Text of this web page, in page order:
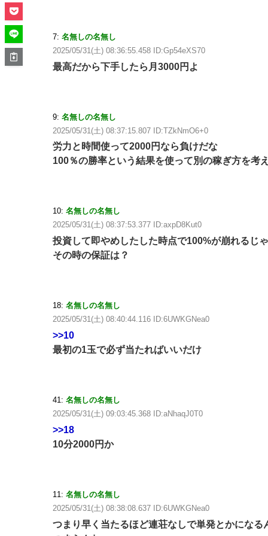
7: 名無しの名無し
2025/05/31(土) 08:36:55.458 ID:Gp54eXS70
最高だから下手したら月3000円よ
9: 名無しの名無し
2025/05/31(土) 08:37:15.807 ID:TZkNmO6+0
労力と時間使って2000円なら負けだな
100％の勝率という結果を使って別の稼ぎ方を考
10: 名無しの名無し
2025/05/31(土) 08:37:53.377 ID:axpD8Kut0
投資して即やめしたした時点で100%が崩れるじ
その時の保証は？
18: 名無しの名無し
2025/05/31(土) 08:40:44.116 ID:6UWKGNea0
>>10
最初の1玉で必ず当たればいいだけ
41: 名無しの名無し
2025/05/31(土) 09:03:45.368 ID:aNhaqJ0T0
>>18
10分2000円か
11: 名無しの名無し
2025/05/31(土) 08:38:08.637 ID:6UWKGNea0
つまり早く当たるほど連荘なしで単発とかになる